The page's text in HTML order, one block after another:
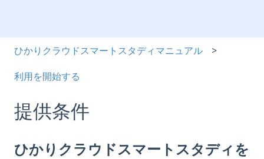
ひかりクラウドスマートスタディマニュアル
利用を開始する
提供条件
ひかりクラウドスマートスタディを